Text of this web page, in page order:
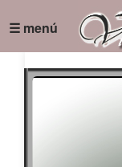
☰ menú